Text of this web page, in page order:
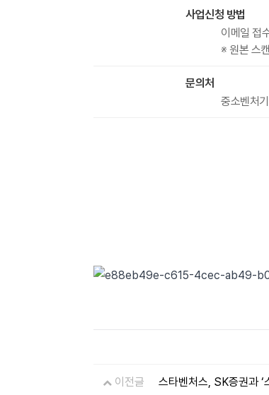
사업신청 방법
이메일 접
※ 원본 스
문의처
중소벤처
이전글 스타벤처스, SK증권과 ‘